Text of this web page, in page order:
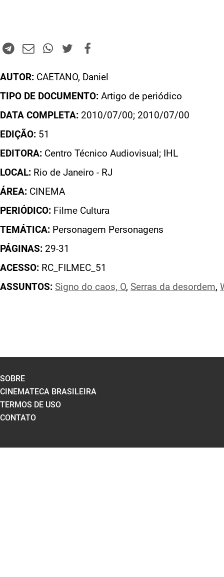
AUTOR: CAETANO, Daniel
TIPO DE DOCUMENTO: Artigo de periódico
DATA COMPLETA: 2010/07/00; 2010/07/00
EDIÇÃO: 51
EDITORA: Centro Técnico Audiovisual; IHL
LOCAL: Rio de Janeiro - RJ
ÁREA: CINEMA
PERIÓDICO: Filme Cultura
TEMÁTICA: Personagem Personagens
PÁGINAS: 29-31
ACESSO: RC_FILMEC_51
ASSUNTOS: Signo do caos, O, Serras da desordem,
SOBRE
CINEMATECA BRASILEIRA
TERMOS DE USO
CONTATO